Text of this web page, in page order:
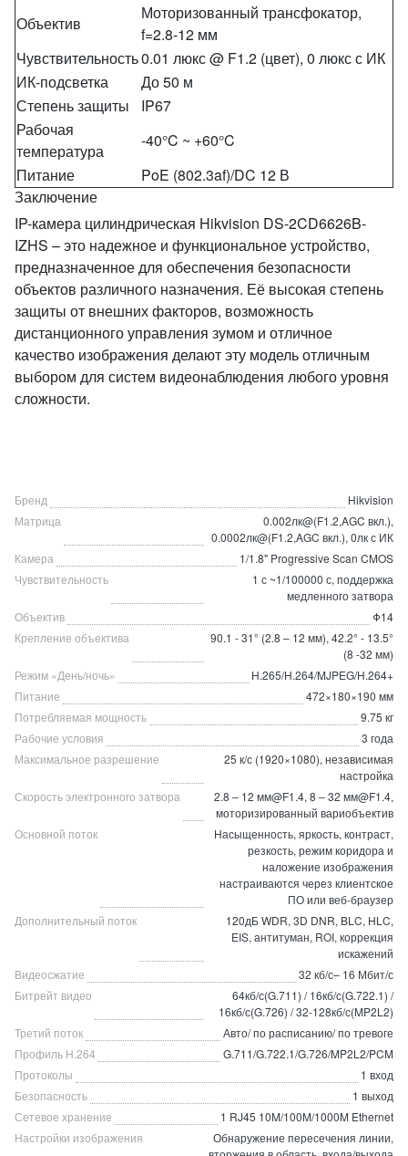
Объектив
Моторизованный трансфокатор,
f=2.8-12 мм
Чувствительность0.01 люкс @ F1.2 (цвет), 0 люкс с ИК
ИК-подсветка
До 50 м
Степень защиты
IP67
Рабочая
температура
-40°C ~ +60°C
Питание
PoE (802.3af)/DC 12 В
Заключение
IP-камера цилиндрическая Hikvision DS-2CD6626B-
IZHS – это надежное и функциональное устройство,
предназначенное для обеспечения безопасности
объектов различного назначения. Её высокая степень
защиты от внешних факторов, возможность
дистанционного управления зумом и отличное
качество изображения делают эту модель отличным
выбором для систем видеонаблюдения любого уровня
сложности.
Бренд
Hikvision
Матрица
0.002лк@(F1.2,AGC вкл.),
0.0002лк@(F1.2,AGC вкл.), 0лк с ИК
Камера
1/1.8" Progressive Scan CMOS
Чувствительность
1 с ~1/100000 с, поддержка
медленного затвора
Объектив
Φ14
Крепление объектива
90.1 - 31° (2.8 – 12 мм), 42.2° - 13.5°
(8 -32 мм)
Режим «День/ночь»
H.265/H.264/MJPEG/H.264+
Питание
472×180×190 мм
Потребляемая мощность
9.75 кг
Рабочие условия
3 года
Максимальное разрешение
25 к/с (1920×1080), независимая
настройка
Скорость электронного затвора
2.8 – 12 мм@F1.4, 8 – 32 мм@F1.4,
моторизированный вариобъектив
Основной поток
Насыщенность, яркость, контраст,
резкость, режим коридора и
наложение изображения
настраиваются через клиентское
ПО или веб-браузер
Дополнительный поток
120дБ WDR, 3D DNR, BLC, HLC,
EIS, антитуман, ROI, коррекция
искажений
Видеосжатие
32 кб/с– 16 Мбит/с
Битрейт видео
64кб/с(G.711) / 16кб/с(G.722.1) /
16кб/с(G.726) / 32-128кб/с(MP2L2)
Третий поток
Авто/ по расписанию/ по тревоге
Профиль H.264
G.711/G.722.1/G.726/MP2L2/PCM
Протоколы
1 вход
Безопасность
1 выход
Сетевое хранение
1 RJ45 10M/100M/1000M Ethernet
Настройки изображения
Обнаружение пересечения линии,